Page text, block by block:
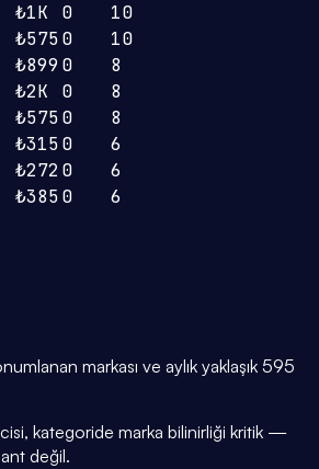
₺1K 0
10
₺5750
10
₺899 0
8
₺2K 0
8
₺5750
8
₺3150
6
₺272 0
6
₺3850 6
markası ve aylık yaklaşık 595
kategoride marka bilinirliği kritik —
değil.